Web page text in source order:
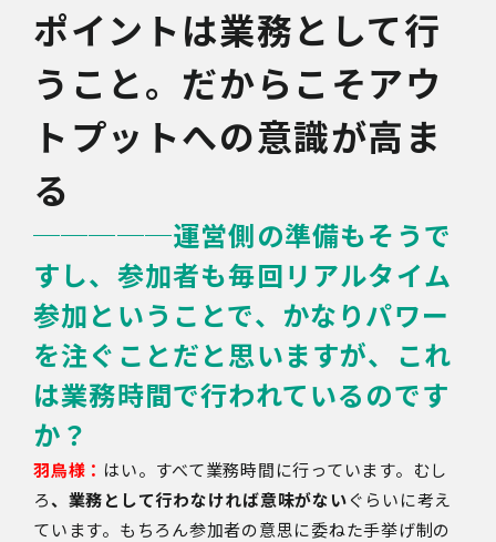
ポイントは業務として行
うこと。だからこそアウ
トプットへの意識が高ま
る
─────運営側の準備もそうで
すし、参加者も毎回リアルタイム
参加ということで、かなりパワー
を注ぐことだと思いますが、これ
は業務時間で行われているのです
か？
羽鳥様： はい。すべて業務時間に行っています。むし
ろ、業務として行わなければ意味がないぐらいに考え
ています。もちろん参加者の意思に委ねた手挙げ制の